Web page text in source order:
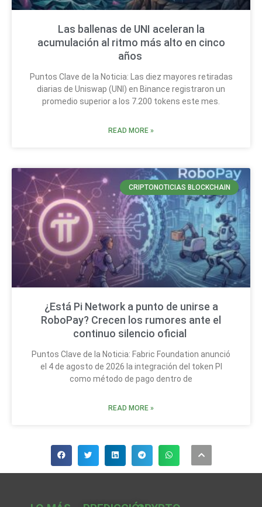
Las ballenas de UNI aceleran la
acumulación al ritmo más alto en cinco
años
Puntos Clave de la Noticia: Las diez mayores retiradas
diarias de Uniswap (UNI) en Binance registraron un
promedio superior a los 7.200 tokens este mes.
READ MORE »
CRIPTONOTICIAS BLOCKCHAIN
¿Está Pi Network a punto de unirse a
RoboPay? Crecen los rumores ante el
continuo silencio oficial
Puntos Clave de la Noticia: Fabric Foundation anunció
el 4 de agosto de 2026 la integración del token PI
como método de pago dentro de
READ MORE »